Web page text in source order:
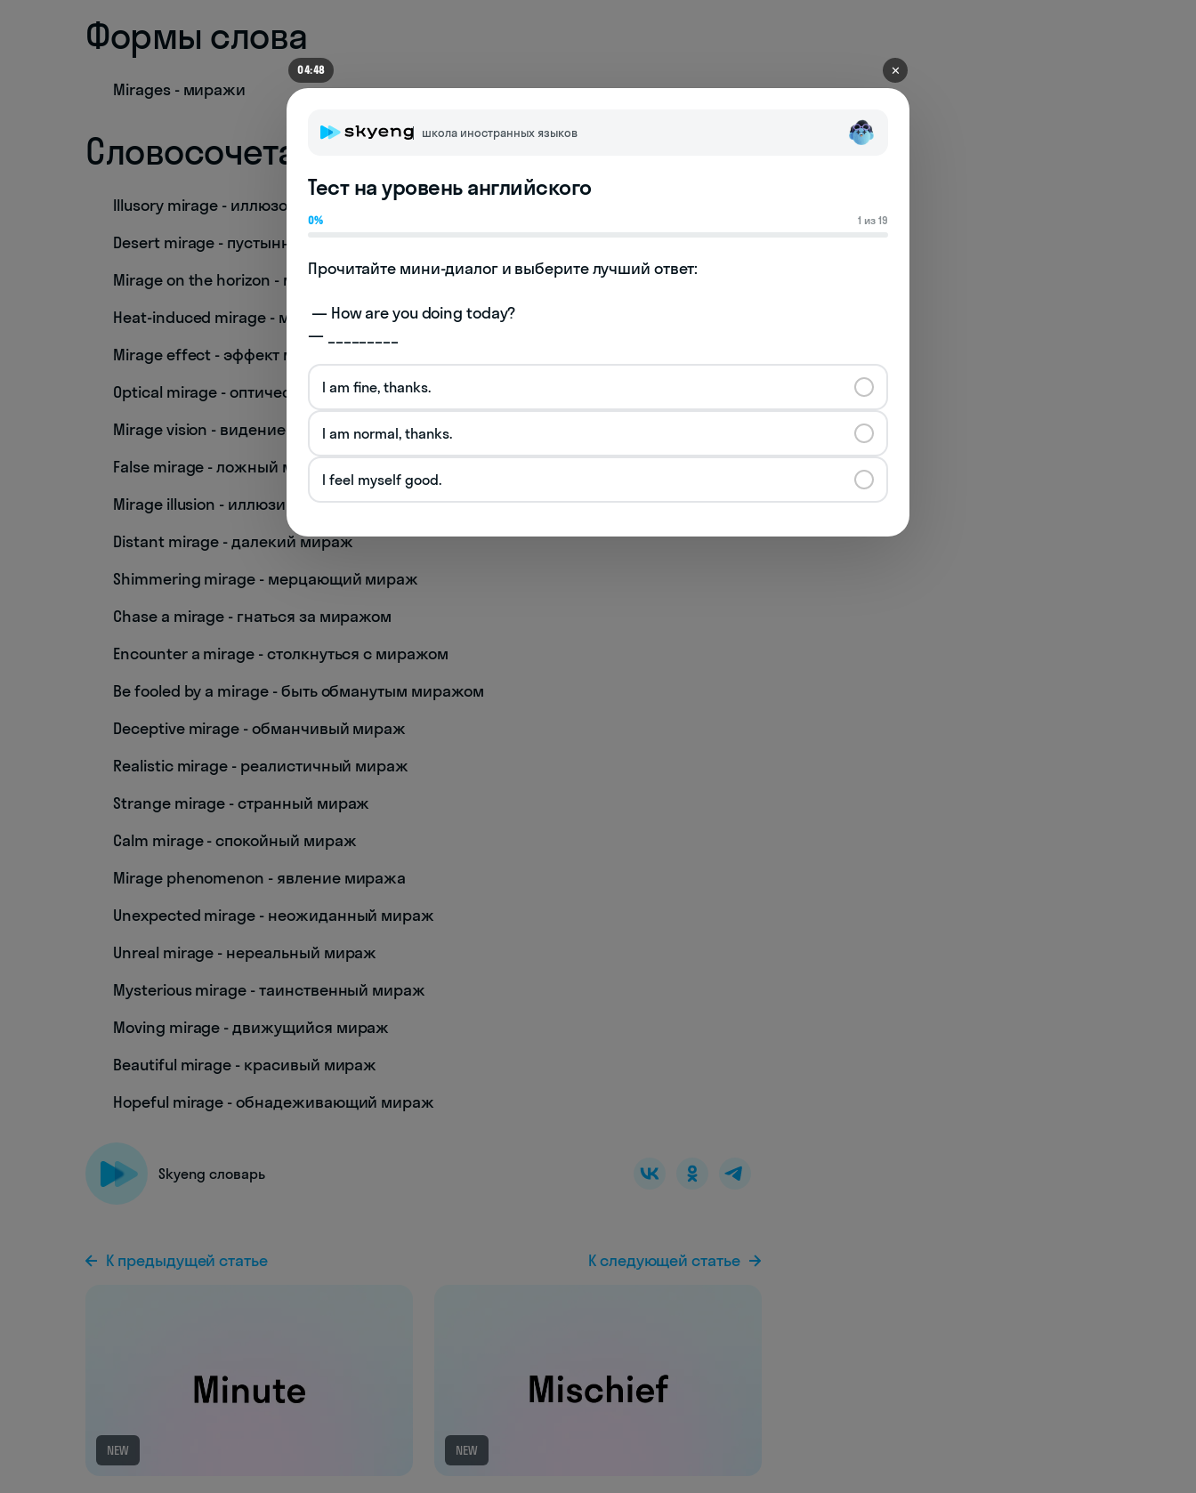
Формы слова
Mirages - миражи
Словосочетания
Illusory mirage - иллюзорный мираж
Desert mirage - пустынный мираж
Mirage on the horizon - мираж на горизонте
Heat-induced mirage - мираж, вызванный жарой
Mirage effect - эффект миража
Optical mirage - оптический мираж
Mirage vision - видение миража
False mirage - ложный мираж
Mirage illusion - иллюзия миража
Distant mirage - далекий мираж
Shimmering mirage - мерцающий мираж
Chase a mirage - гнаться за миражом
Encounter a mirage - столкнуться с миражом
Be fooled by a mirage - быть обманутым миражом
Deceptive mirage - обманчивый мираж
Realistic mirage - реалистичный мираж
Strange mirage - странный мираж
Calm mirage - спокойный мираж
Mirage phenomenon - явление миража
Unexpected mirage - неожиданный мираж
Unreal mirage - нереальный мираж
Mysterious mirage - таинственный мираж
Moving mirage - движущийся мираж
Beautiful mirage - красивый мираж
Hopeful mirage - обнадеживающий мираж
Skyeng словарь
К предыдущей статье
NEW
К следующей статье
NEW
04:48 ✕
школа иностранных языков
Тест на уровень английского
0% 1 из 19
Прочитайте мини-диалог и выберите лучший ответ:
— _________
I am fine, thanks.
I am normal, thanks.
I feel myself good.